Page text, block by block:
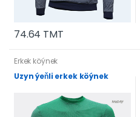
74.64 TMT
Erkek köýnek
Uzyn ýeňli erkek köýnek